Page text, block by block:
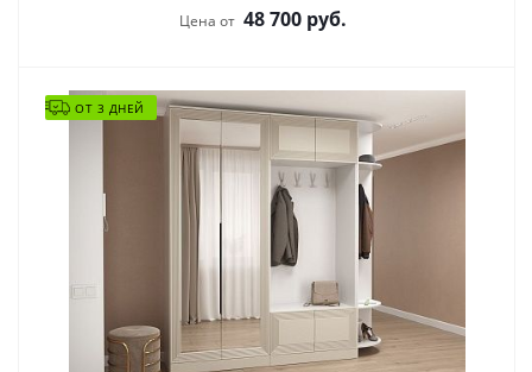
Цена от 48 700 руб.
ОТ 3 ДНЕЙ